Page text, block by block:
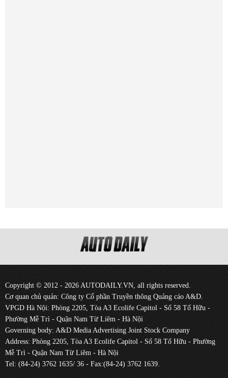
Copyright © 2012 - 2026 AUTODAILY.VN, all rights reserved.
Cơ quan chủ quản: Công ty Cổ phần Truyền thông Quảng cáo A&D.
VPGD Hà Nội: Phòng 2205, Tòa A3 Ecolife Capitol - Số 58 Tố Hữu -
Phường Mễ Trì - Quận Nam Từ Liêm - Hà Nội
Governing body: A&D Media Advertising Joint Stock Company
Address: Phòng 2205, Tòa A3 Ecolife Capitol - Số 58 Tố Hữu - Phường
Mễ Trì - Quận Nam Từ Liêm - Hà Nội
Tel: (84-24) 3762 1635/ 36 - Fax:(84-24) 3762 1639.